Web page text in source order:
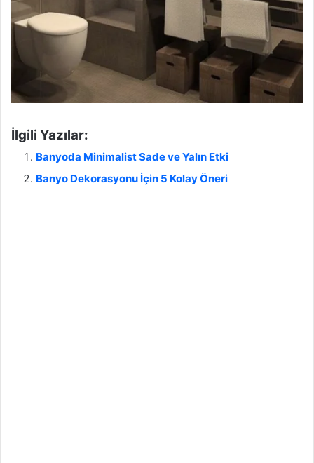
İlgili Yazılar:
Banyoda Minimalist Sade ve Yalın Etki
Banyo Dekorasyonu İçin 5 Kolay Öneri